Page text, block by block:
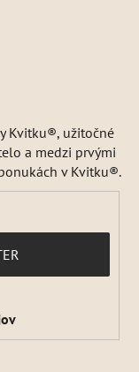
Kvitku®, užitočné
a medzi prvými
v Kvitku®.